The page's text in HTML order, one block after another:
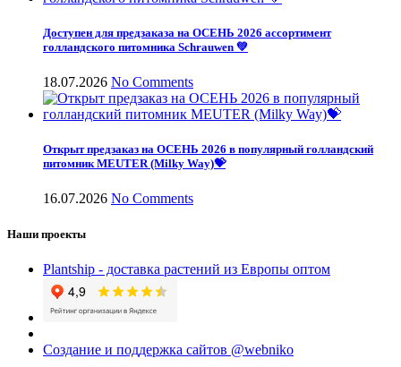
Доступен для предзаказа на ОСЕНЬ 2026 ассортимент
голландского питомника Schrauwen 💚
18.07.2026 No Comments
Открыт предзаказ на ОСЕНЬ 2026 в популярный голландский
питомник MEUTER (Milky Way)💝
16.07.2026 No Comments
Наши проекты
Plantship - доставка растений из Европы оптом
Создание и поддержка сайтов @webniko